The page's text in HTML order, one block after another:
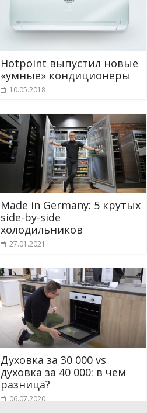
Hotpoint выпустил новые
«умные» кондиционеры
10.05.2018
Made in Germany: 5 крутых
side-by-side
холодильников
27.01.2021
Духовка за 30 000 vs
духовка за 40 000: в чем
разница?
06.07.2020